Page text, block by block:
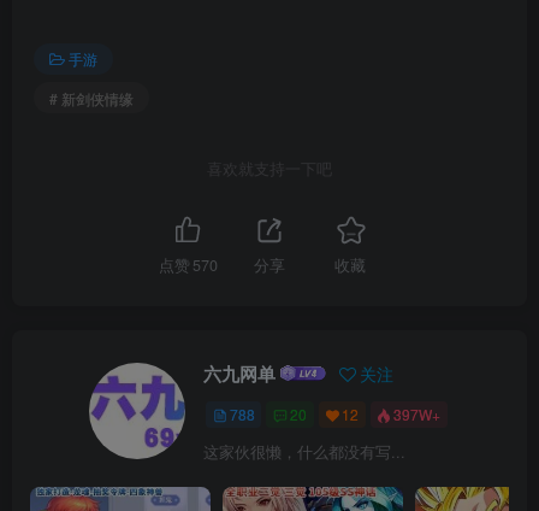
手游
# 新剑侠情缘
喜欢就支持一下吧
点赞 570 分享 收藏
六九网单 关注
788 20 12 397W+
这家伙很懒，什么都没有写...